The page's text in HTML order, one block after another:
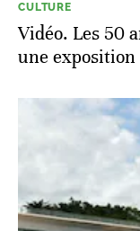
CULTURE
Vidéo. Les 50
une